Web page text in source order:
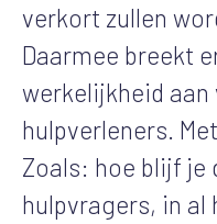
verkort zullen
Daarmee breekt
werkelijkheid
hulpverleners.
Zoals: hoe blijf je
hulpvragers, in